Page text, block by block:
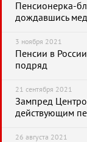
Пенсионерка-
дождавшись
3 ноября 2021
Пенсии в
подряд
21 сентября 2021
Зампред
действующим
26 августа 2021